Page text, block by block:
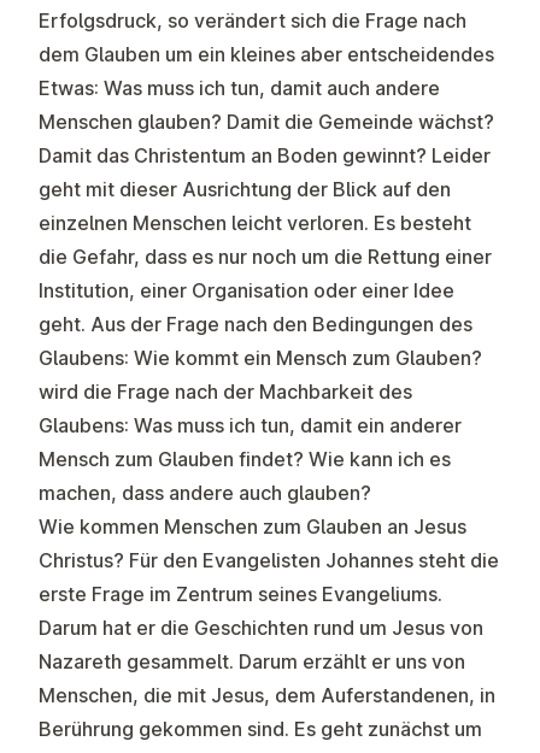
Erfolgsdruck, so verändert sich die Frage nach
dem Glauben um ein kleines aber entscheidendes
Etwas: Was muss ich tun, damit auch andere
Menschen glauben? Damit die Gemeinde wächst?
Damit das Christentum an Boden gewinnt? Leider
geht mit dieser Ausrichtung der Blick auf den
einzelnen Menschen leicht verloren. Es besteht
die Gefahr, dass es nur noch um die Rettung einer
Institution, einer Organisation oder einer Idee
geht. Aus der Frage nach den Bedingungen des
Glaubens: Wie kommt ein Mensch zum Glauben?
wird die Frage nach der Machbarkeit des
Glaubens: Was muss ich tun, damit ein anderer
Mensch zum Glauben findet? Wie kann ich es
machen, dass andere auch glauben?
Wie kommen Menschen zum Glauben an Jesus
Christus? Für den Evangelisten Johannes steht die
erste Frage im Zentrum seines Evangeliums.
Darum hat er die Geschichten rund um Jesus von
Nazareth gesammelt. Darum erzählt er uns von
Menschen, die mit Jesus, dem Auferstandenen, in
Berührung gekommen sind. Es geht zunächst um